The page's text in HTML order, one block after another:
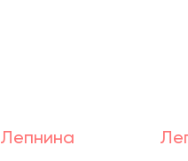
Лепнина